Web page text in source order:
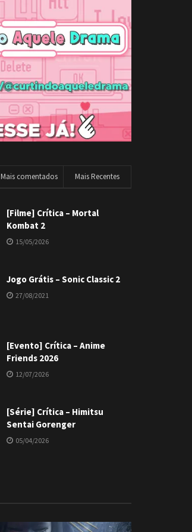
Mais comentados Mais Recentes
[Filme] Crítica – Mortal
Kombat 2
15/05/2026
Jogo Grátis – Sonic Classic 2
27/08/2021
[Evento] Crítica – Anime
Friends 2026
12/07/2026
[Série] Crítica – Himitsu
Sentai Gorenger
05/04/2026